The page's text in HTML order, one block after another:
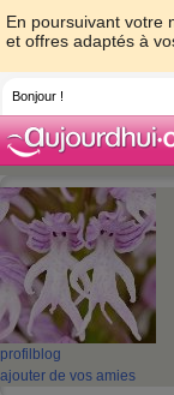
En poursuivant votre
et offres adaptés à
Bonjour !
profil blog
ajouter de vos amies